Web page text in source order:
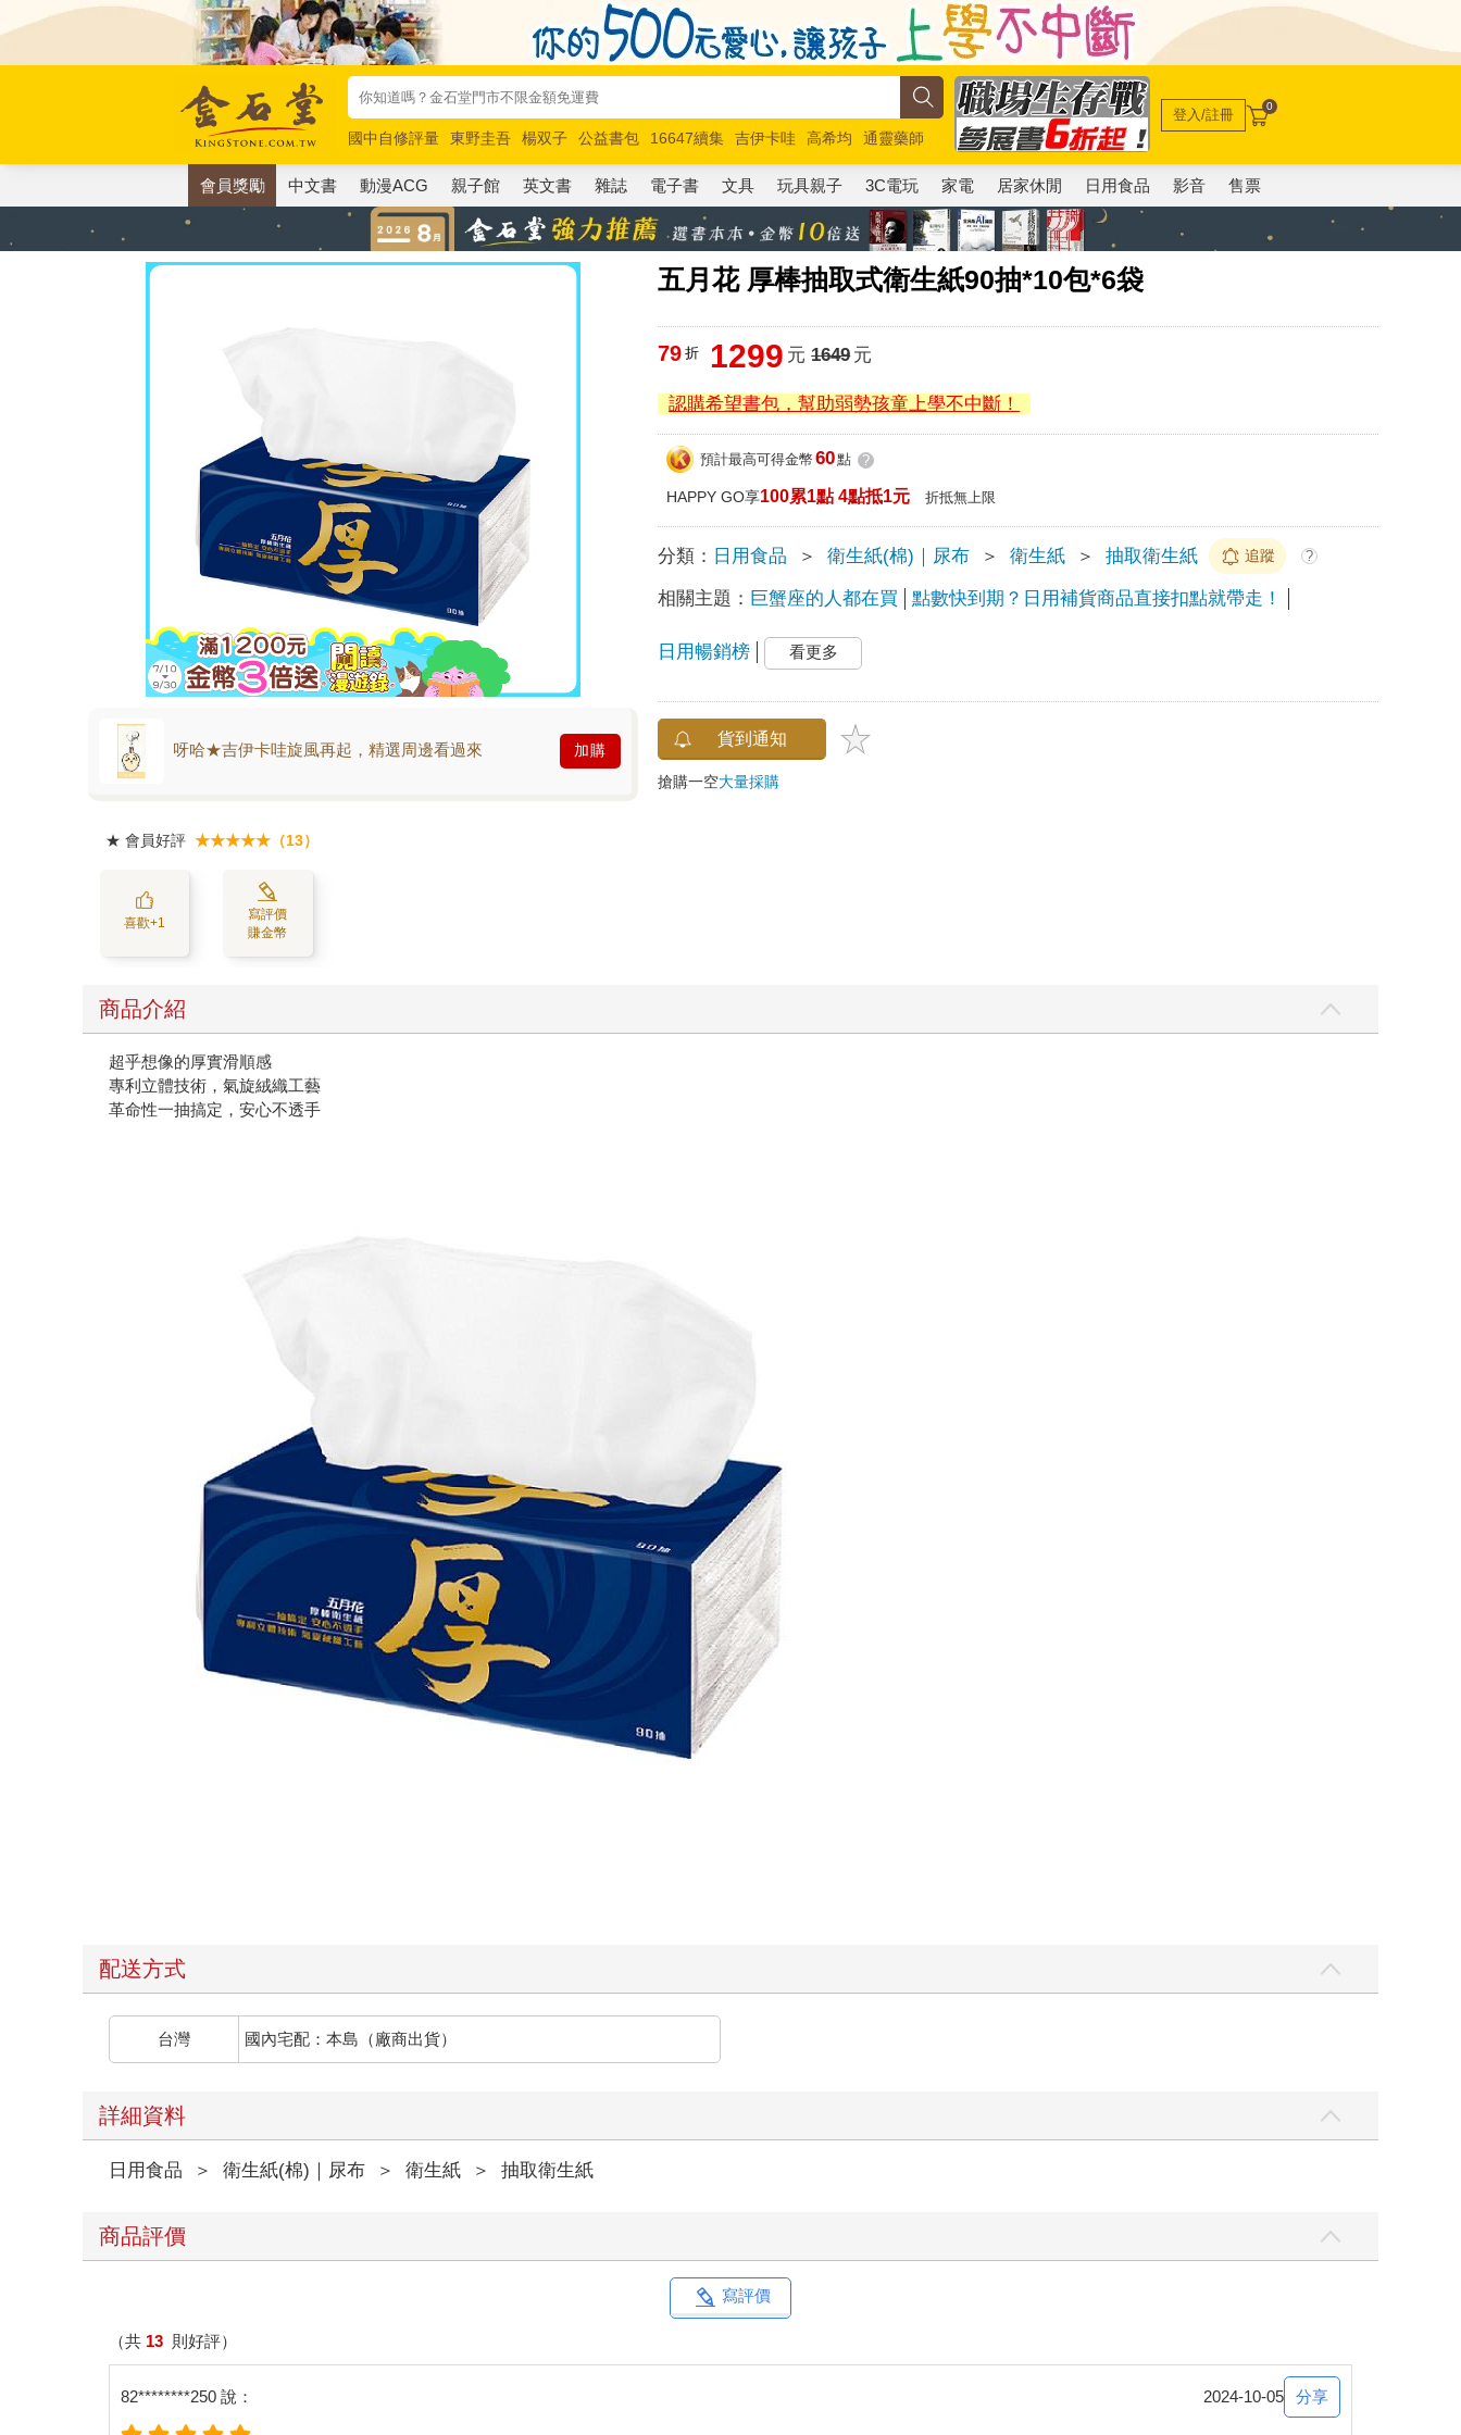
國中自修評量 東野圭吾 楊双子 公益書包 16647續集 吉伊卡哇 高希均
通靈藥師
唯紅花綻放
奧德賽 路邊攤新作 馬斯克 玩具總動員5 超慢跑
登入/註冊 0
會員獎勵 中文書 動漫ACG 親子館 英文書 雜誌 電子書 文具 玩具親子 3C電玩 家電 居家休閒 日用食品 影音 售票
五月花 厚棒抽取式衛生紙90抽*10包*6袋
呀哈★吉伊卡哇旋風再起，精選周邊看過來 加購
★ 會員好評 ★★★★★（13）
喜歡+1
寫評價
賺金幣
79 折 1299 元 1649元
認購希望書包，幫助弱勢孩童上學不中斷！
預計最高可得金幣 60點 ?
HAPPY GO享100累1點 4點抵1元 折抵無上限
分類： 日用食品 ＞ 衛生紙(棉)｜尿布 ＞ 衛生紙 ＞ 抽取衛生紙 追蹤 ?
相關主題： 巨蟹座的人都在買 點數快到期？日用補貨商品直接扣點就帶走！
日用暢銷榜 看更多
貨到通知
搶購一空大量採購
商品介紹
超乎想像的厚實滑順感
專利立體技術，氣旋絨織工藝
革命性一抽搞定，安心不透手
配送方式
台灣 國內宅配：本島（廠商出貨）
詳細資料
日用食品 ＞ 衛生紙(棉)｜尿布 ＞ 衛生紙 ＞ 抽取衛生紙
商品評價
寫評價
（共 13 則好評）
82********250 說： 2024-10-05 分享